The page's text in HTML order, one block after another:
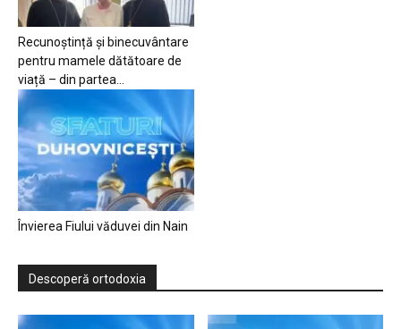
Recunoștință și binecuvântare
pentru mamele dătătoare de
viață – din partea...
Învierea Fiului văduvei din Nain
Descoperă ortodoxia